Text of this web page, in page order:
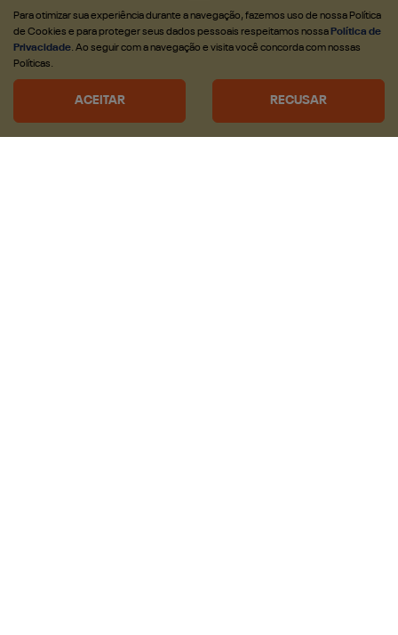
VENDAS DIRETAS
CNPJ e Microempresário
Produtor Rural
Locadora
Para otimizar sua experiência durante a navegação, fazemos uso de nossa Política
de Cookies e para proteger seus dados pessoais respeitamos nossa Política de
Privacidade. Ao seguir com a navegação e visita você concorda com nossas
Políticas.
ACEITAR RECUSAR